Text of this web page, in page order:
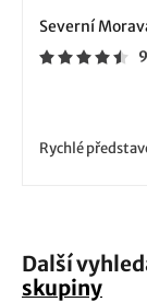
Severní
Rychlé
Další
skupiny